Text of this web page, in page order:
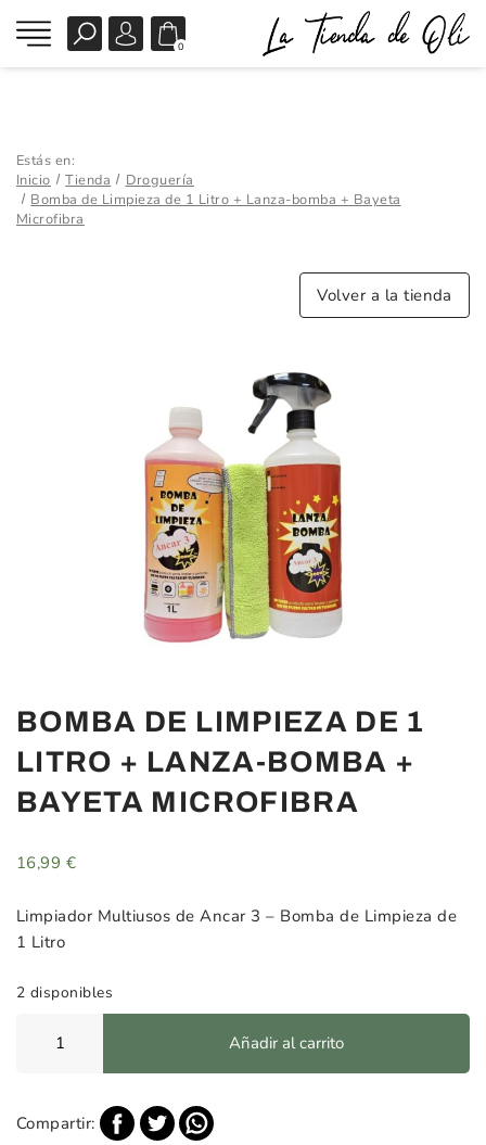
0
Estás en:
Inicio
Tienda
Droguería
Bomba de Limpieza de 1 Litro + Lanza-bomba + Bayeta
Microfibra
Volver a la tienda
BOMBA DE LIMPIEZA DE 1
LITRO + LANZA-BOMBA +
BAYETA MICROFIBRA
16,99 €
Limpiador Multiusos de Ancar 3 – Bomba de Limpieza de
1 Litro
2 disponibles
Litro
Añadir al carrito
Compartir: